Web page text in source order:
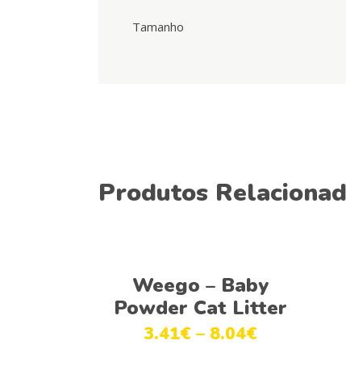
Tamanho
Produtos
Ver opções
Weego – Baby
Powder Cat Litter
3.41€ – 8.04€